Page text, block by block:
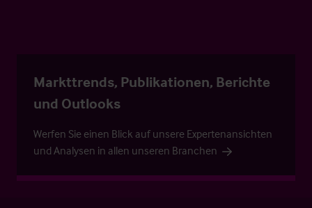
Markttrends, Publikationen, Berichte
und Outlooks
Werfen Sie einen Blick auf unsere Expertenansichten
und Analysen in allen unseren Branchen